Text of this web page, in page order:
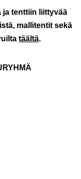
ja tenttiin liittyvää
mallitentit sekä
täältä.